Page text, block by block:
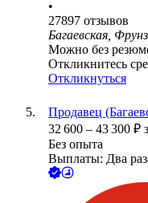
•
27897 отзывов
Багаевская,
Можно без
Откликнитесь
Откликнуться
Продавец
32 600 – 43 300 ₽
Без опыта
Выплаты: Два